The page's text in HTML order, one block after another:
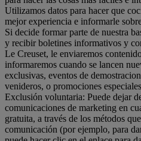
Utilizamos datos para hacer que
mejor experiencia e informarle
Si decide formar parte de nuestra
y recibir boletines informativos y
Le Creuset, le enviaremos
informaremos cuando se lancen
exclusivas, eventos de
venideros, o promociones
Exclusión voluntaria: Puede dejar
comunicaciones de marketing en
gratuita, a través de los métodos
comunicación (por ejemplo, para